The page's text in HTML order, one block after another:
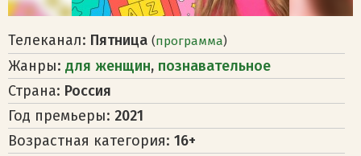
Телеканал: Пятница (программа)
Жанры: для женщин, познавательное
Страна: Россия
Год премьеры: 2021
Возрастная категория: 16+